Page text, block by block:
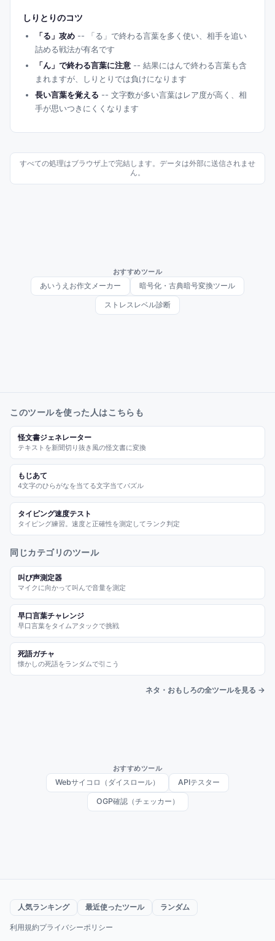
しりとりのコツ
「る」攻め -- 「る」で終わる言葉を多く使い、相手を追い
詰める戦法が有名です
「ん」で終わる言葉に注意 -- 結果にはんで終わる言葉も含
まれますが、しりとりでは負けになります
長い言葉を覚える -- 文字数が多い言葉はレア度が高く、相
手が思いつきにくくなります
すべての処理はブラウザ上で完結します。データは外部に送信されませ
ん。
おすすめツール
あいうえお作文メーカー 暗号化・古典暗号変換ツール
ストレスレベル診断
このツールを使った人はこちらも
怪文書ジェネレーター
テキストを新聞切り抜き風の怪文書に変換
もじあて
4文字のひらがなを当てる文字当てパズル
タイピング速度テスト
タイピング練習。速度と正確性を測定してランク判定
同じカテゴリのツール
叫び声測定器
マイクに向かって叫んで音量を測定
早口言葉チャレンジ
早口言葉をタイムアタックで挑戦
死語ガチャ
懐かしの死語をランダムで引こう
ネタ・おもしろの全ツールを見る →
おすすめツール
Webサイコロ（ダイスロール） APIテスター
OGP確認（チェッカー）
人気ランキング 最近使ったツール ランダム
利用規約プライバシーポリシー